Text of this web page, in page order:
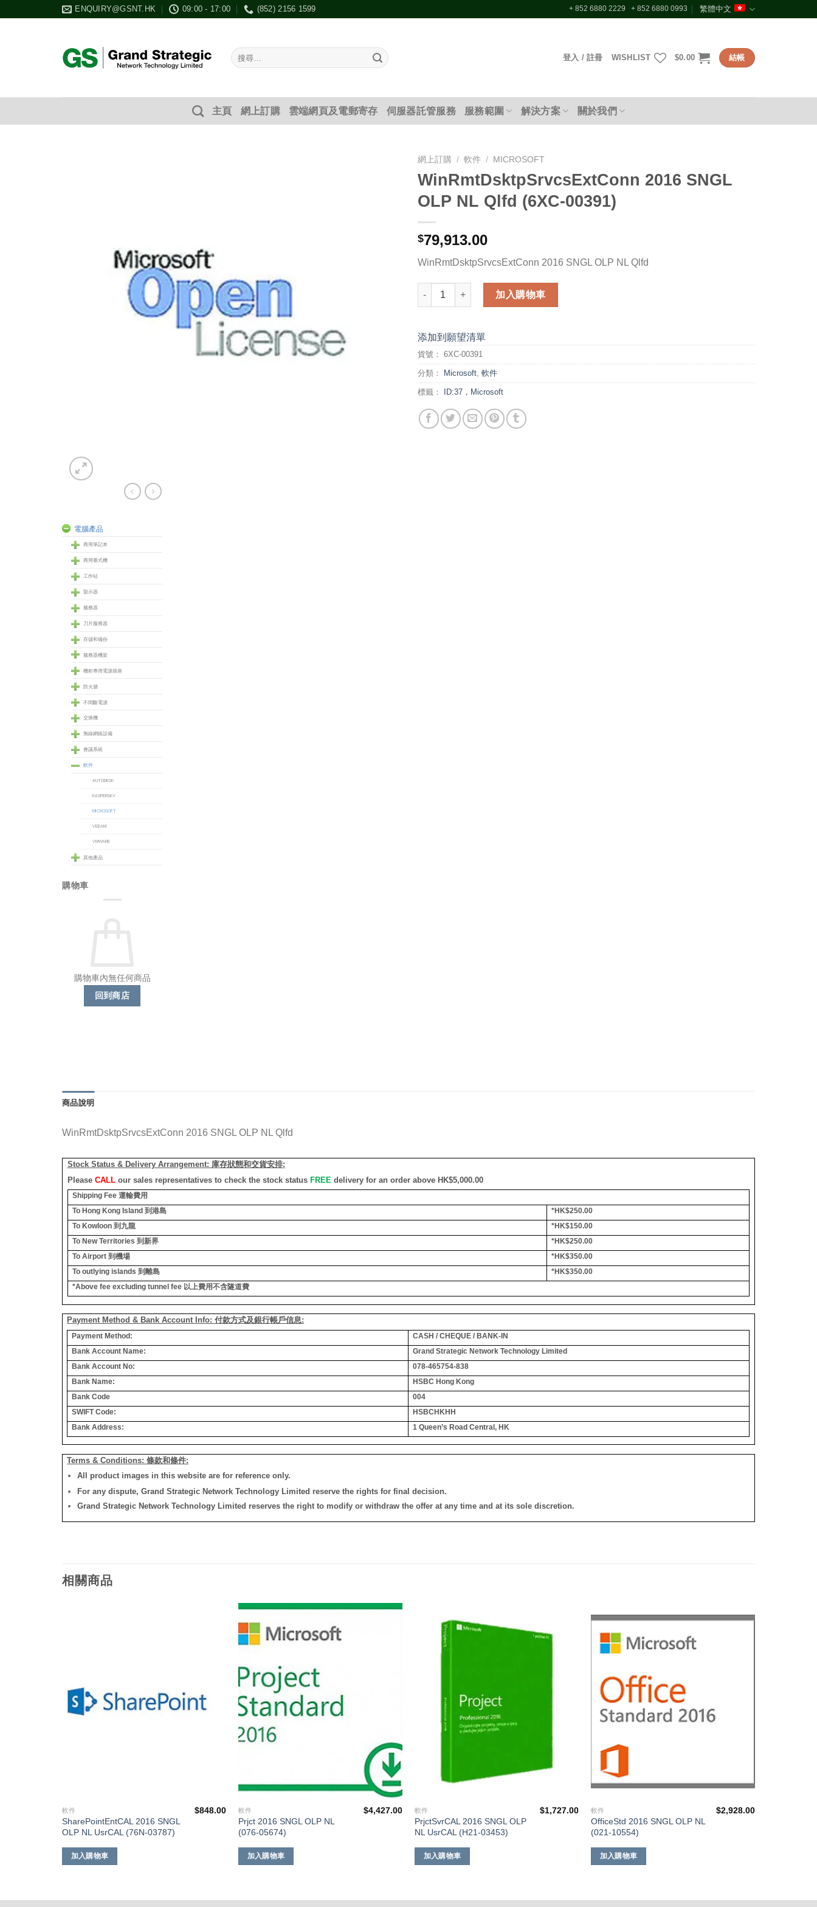
ENQUIRY@GSNT.HK 09:00 - 17:00 (852) 2156 1599 + 852 6880 2229 + 852 6880 0993 繁體中文
搜
尋：
登入 / 註冊 WISHLIST $0.00 結帳
主頁 網上訂購 雲端網頁及電郵寄存 伺服器託管服務 服務範圍 解決方案 關於我們
網上訂購 / 軟件 / MICROSOFT
WinRmtDsktpSrvcsExtConn 2016 SNGL
OLP NL Qlfd (6XC-00391)
$79,913.00
WinRmtDsktpSrvcsExtConn 2016 SNGL OLP NL Qlfd
WinRmtDsktpSrvcsExtConn 2016 SNGL OLP NL Qlfd (6XC-00391) 數量
加入購物車
添加到願望清單
貨號： 6XC-00391
分類： Microsoft 軟件
標籤： ID:37，Microsoft
電腦產品
商用筆記本
商用臺式機
工作站
顥示器
服務器
刀片服務器
存儲和備份
服務器機架
機柜專用電源插座
防火牆
不間斷電源
交換機
無線網絡設備
會議系統
軟件
AUTODESK
KASPERSKY
MICROSOFT
VEEAM
VMWARE
其他產品
購物車
購物車內無任何商品
回到商店
商品說明
WinRmtDsktpSrvcsExtConn 2016 SNGL OLP NL Qlfd
Stock Status & Delivery Arrangement: 庫存狀態和交貨安排:
Please CALLour sales representatives to check the stock status FREE delivery for an order above HK$5,000.00
Shipping Fee 運輸費用
To Hong Kong Island 到港島
*HK$250.00
To Kowloon 到九龍
*HK$150.00
To New Territories 到新界
*HK$250.00
To Airport 到機場
*HK$350.00
To outlying islands 到離島
*HK$350.00
*Above fee excluding tunnel fee 以上費用不含隧道費
Payment Method & Bank Account Info: 付款方式及銀行帳戶信息:
Payment Method:
CASH / CHEQUE / BANK-IN
Bank Account Name:
Grand Strategic Network Technology Limited
Bank Account No:
078-465754-838
Bank Name:
HSBC Hong Kong
Bank Code
004
SWIFT Code:
HSBCHKHH
Bank Address:
1 Queen’s Road Central, HK
Terms & Conditions: 條款和條件:
All product images in this website are for reference only.
For any dispute, Grand Strategic Network Technology Limited reserve the rights for final decision.
Grand Strategic Network Technology Limited reserves the right to modify or withdraw the offer at any time and at its sole discretion.
相關商品
軟件
SharePointEntCAL 2016 SNGL
OLP NL UsrCAL (76N-03787)
$848.00
加入購物車
軟件
Prjct 2016 SNGL OLP NL
(076-05674)
$4,427.00
加入購物車
軟件
PrjctSvrCAL 2016 SNGL OLP
NL UsrCAL (H21-03453)
$1,727.00
加入購物車
軟件
OfficeStd 2016 SNGL OLP NL
(021-10554)
$2,928.00
加入購物車